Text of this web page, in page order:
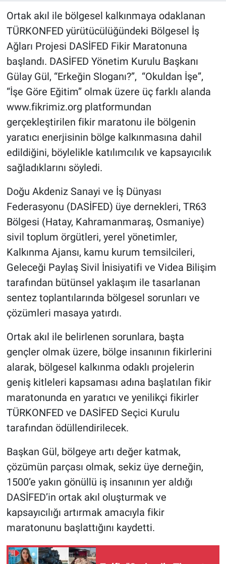
Ortak akıl ile bölgesel kalkınmaya odaklanan
TÜRKONFED yürütücülüğündeki Bölgesel İş
Ağları Projesi DASİFED Fikir Maratonuna
başlandı. DASİFED Yönetim Kurulu Başkanı
Gülay Gül, “Erkeğin Sloganı?”, “Okuldan İşe”,
“İşe Göre Eğitim” olmak üzere üç farklı alanda
www.fikrimiz.org platformundan
gerçekleştirilen fikir maratonu ile bölgenin
yaratıcı enerjisinin bölge kalkınmasına dahil
edildiğini, böylelikle katılımcılık ve kapsayıcılık
sağladıklarını söyledi.
Doğu Akdeniz Sanayi ve İş Dünyası
Federasyonu (DASİFED) üye dernekleri, TR63
Bölgesi (Hatay, Kahramanmaraş, Osmaniye)
sivil toplum örgütleri, yerel yönetimler,
Kalkınma Ajansı, kamu kurum temsilcileri,
Geleceği Paylaş Sivil İnisiyatifi ve Videa Bilişim
tarafından bütünsel yaklaşım ile tasarlanan
sentez toplantılarında bölgesel sorunları ve
çözümleri masaya yatırdı.
Ortak akıl ile belirlenen sorunlara, başta
gençler olmak üzere, bölge insanının fikirlerini
alarak, bölgesel kalkınma odaklı projelerin
geniş kitleleri kapsaması adına başlatılan fikir
maratonunda en yaratıcı ve yenilikçi fikirler
TÜRKONFED ve DASİFED Seçici Kurulu
tarafından ödüllendirilecek.
Başkan Gül, bölgeye artı değer katmak,
çözümün parçası olmak, sekiz üye derneğin,
1500’e yakın gönüllü iş insanının yer aldığı
DASİFED’in ortak akıl oluşturmak ve
kapsayıcılığı artırmak amacıyla fikir
maratonunu başlattığını kaydetti.